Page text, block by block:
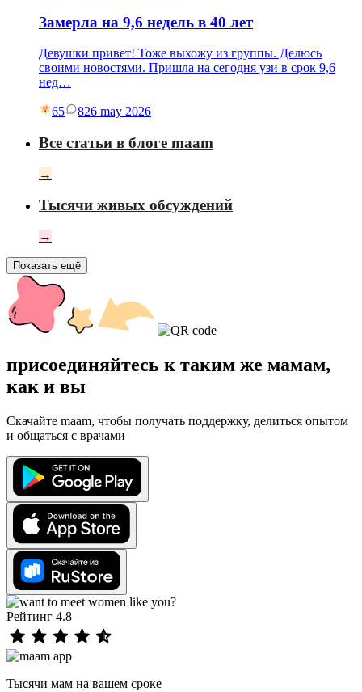
Замерла на 9,6 недель в 40 лет
Девушки привет! Тоже выхожу из группы. Делюсь
своими новостями. Пришла на сегодня узи в срок 9,6
нед…
65 826 may 2026
Все статьи в блоге maam
→
Тысячи живых обсуждений
→
Показать ещё
присоединяйтесь к таким же мамам,
как и вы
Скачайте maam, чтобы получать поддержку, делиться опытом
и общаться с врачами
Рейтинг 4.8
Тысячи мам на вашем сроке